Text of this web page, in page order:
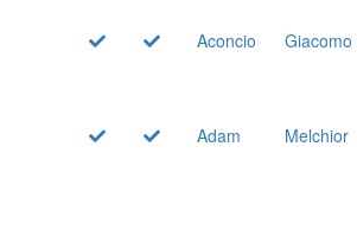
Aconcio Giacomo
Adam Melchior